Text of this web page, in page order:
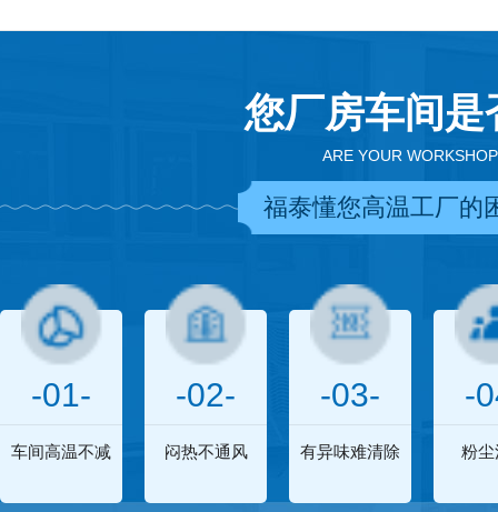
您厂房车间
ARE YOUR
福泰懂您高温工厂的
-01-
车间高温不减
-02-
闷热不通风
-03-
有异味难清除
-
粉尘